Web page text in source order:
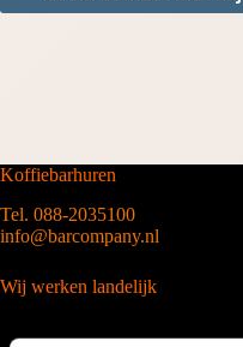
Koffiebarhuren
Tel. 088-2035100
info@barcompany.nl
Wij werken landelijk